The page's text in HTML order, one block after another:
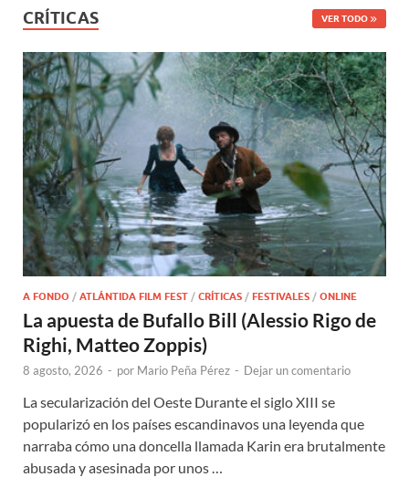
CRÍTICAS VER TODO
A FONDO / ATLÁNTIDA FILM FEST / CRÍTICAS / FESTIVALES / ONLINE
La apuesta de Bufallo Bill (Alessio Rigo de
Righi, Matteo Zoppis)
8 agosto, 2026 - por Mario Peña Pérez - Dejar un comentario
La secularización del Oeste Durante el siglo XIII se
popularizó en los países escandinavos una leyenda que
narraba cómo una doncella llamada Karin era brutalmente
abusada y asesinada por unos …